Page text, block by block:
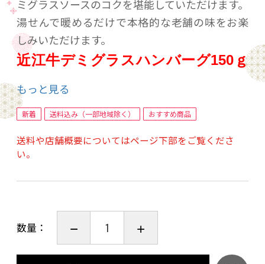
ミグラスソースのコクを堪能していただけます。
湯せんで暖めるだけで本格的な老舗の味をお楽
しみいただけます。
近江牛デミグラスハンバーグ150ｇ
×６個
賞味期限：出荷日より冷凍で９０日
だいきち会社案内
もっと見る
新着 送料込み（一部地域除く） おすすめ商品
送料や店舗概要についてはページ下部をご覧くださ
い。
数量：